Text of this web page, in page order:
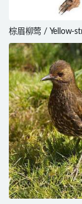
棕眉柳莺 / Yellow-
Warbler /